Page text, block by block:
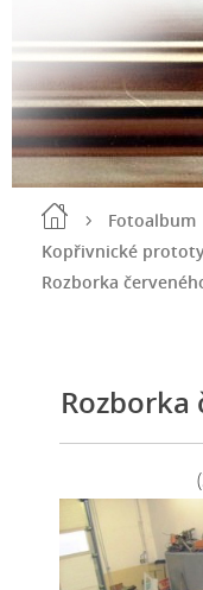
Fotoalbum
Kopřivnické
Rozborka